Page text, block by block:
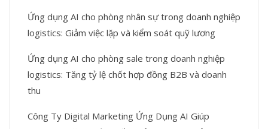
Ứng dụng AI cho phòng nhân sự trong doanh nghiệp
logistics: Giảm việc lặp và kiểm soát quỹ lương
Ứng dụng AI cho phòng sale trong doanh nghiệp
logistics: Tăng tỷ lệ chốt hợp đồng B2B và doanh
thu
Công Ty Digital Marketing Ứng Dụng AI Giúp